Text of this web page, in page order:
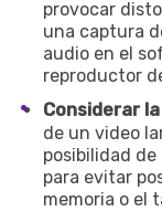
provocar
una captura
audio en el
reproductor
Considerar
de un video
posibilidad
para evitar
memoria o el